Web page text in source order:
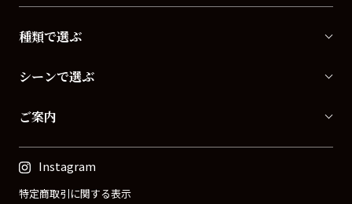
種類で選ぶ
シーンで選ぶ
ご案内
Instagram
特定商取引に関する表示